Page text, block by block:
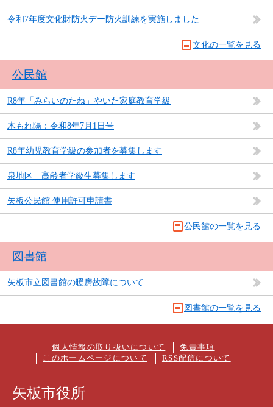
令和7年度文化財防火デー防火訓練を実施しました
文化の一覧を見る
公民館
R8年「みらいのたね」やいた家庭教育学級
木もれ陽：令和8年7月1日号
R8年幼児教育学級の参加者を募集します
泉地区 高齢者学級生募集します
矢板公民館 使用許可申請書
公民館の一覧を見る
図書館
矢板市立図書館の暖房故障について
図書館の一覧を見る
個人情報の取り扱いについて
免責事項
このホームページについて
RSS配信について
矢板市役所